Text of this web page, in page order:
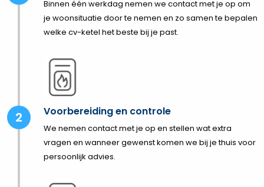
Binnen één werkdag nemen we contact met je op om
je woonsituatie door te nemen en zo samen te bepalen
welke cv-ketel het beste bij je past.
Voorbereiding en controle
We nemen contact met je op en stellen wat extra
vragen en wanneer gewenst komen we bij je thuis voor
persoonlijk advies.